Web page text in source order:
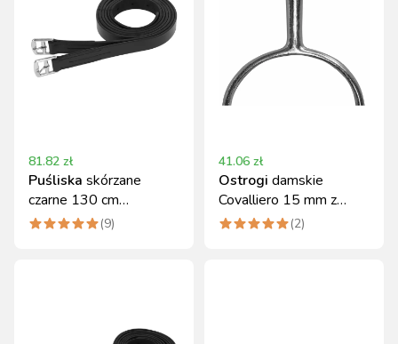
81.82 zł
Puśliska skórzane
czarne 130 cm
Covalliero
(9)
41.06 zł
Ostrogi damskie
Covalliero 15 mm z
paskami okrągły szpic
(2)